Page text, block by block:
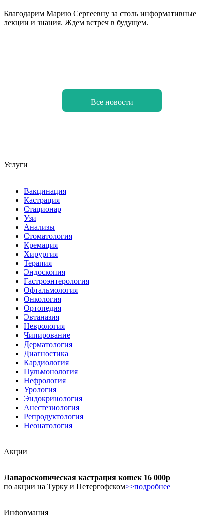
Благодарим Марию Сергеевну за столь информативные
лекции и знания. Ждем встреч в будущем.
Все новости
Услуги
Вакцинация
Кастрация
Стационар
Узи
Анализы
Стоматология
Кремация
Хирургия
Терапия
Эндоскопия
Гастроэнтерология
Офтальмология
Онкология
Ортопедия
Эвтаназия
Неврология
Чипирование
Дерматология
Диагностика
Кардиология
Пульмонология
Нефрология
Урология
Эндокринология
Анестезиология
Репродуктология
Неонатология
Акции
Лапароскопическая кастрация кошек 16 000р
по акции на Турку и Петергофском>>подробнее
Информация